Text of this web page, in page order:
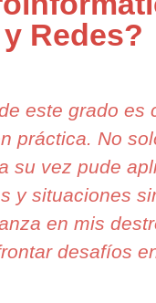
y Redes?
este grado es
práctica. No
su vez pude
y situaciones
en mis
desafíos